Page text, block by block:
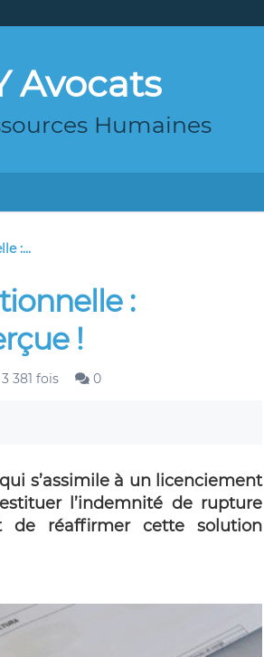
Avocats
Humaines
:...
:
!
381 fois 0
s’assimile à un licenciement
l’indemnité de rupture
de réaffirmer cette solution